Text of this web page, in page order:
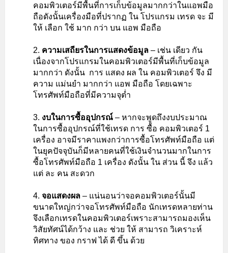
คอมพิวเตอร์มีพื้นที่การเก็บข้อมูลมากกว่าในแอพมือ
ถือดังนั้นเครื่องมือที่ปรากฏ ใน โปรแกรม เทรด จะ มี
ให้ เลือก ใช้ มาก กว่า บน แอพ มือถือ
ความเสถียรในการแสดงข้อมูล – เช่น เดียว กัน
เนื่องจากโปรแกรมในคอมพิวเตอร์มีพื้นที่เก็บข้อมูล
มากกว่า ดังนั้น การ แสดง ผล ใน คอมพิวเตอร์ จึง มี
ความ แม่นยำ มากกว่า แอพ มือถือ โดยเฉพาะ
โทรศัพท์มือถือที่มีความจุต่ำ
งบในการซื้ออุปกรณ์ – หากจะพูดถึงงบประมาณ
ในการซื้ออุปกรณ์ที่ใช้เทรด การ ซื้อ คอมพิวเตอร์ 1
เครื่อง อาจมีราคาแพงกว่าการซื้อโทรศัพท์มือถือ แต่
ในยุคปัจจุบันก็มีหลายคนที่ใช้เงินจำนวนมากในการ
ซื้อโทรศัพท์มือถือ 1 เครื่อง ดังนั้น ใน ส่วน นี้ จึง แล้ว
แต่ ละ คน สะดวก
จอแสดงผล – แน่นอนว่าจอคอมพิวเตอร์นั้นมี
ขนาดใหญ่กว่าจอโทรศัพท์มือถือ นักเทรดหลายท่าน
จึงเลือกเทรดในคอมพิวเตอร์เพราะสามารถมองเห็น
วิสัยทัศน์ได้กว้าง และ ช่วย ให้ สามารถ วิเคราะห์
ทิศทาง ของ กราฟ ได้ ดี ขึ้น ด้วย